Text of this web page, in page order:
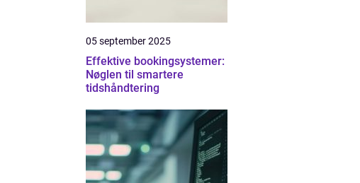
05 september 2025
Effektive bookingsystemer:
Nøglen til smartere
tidshåndtering